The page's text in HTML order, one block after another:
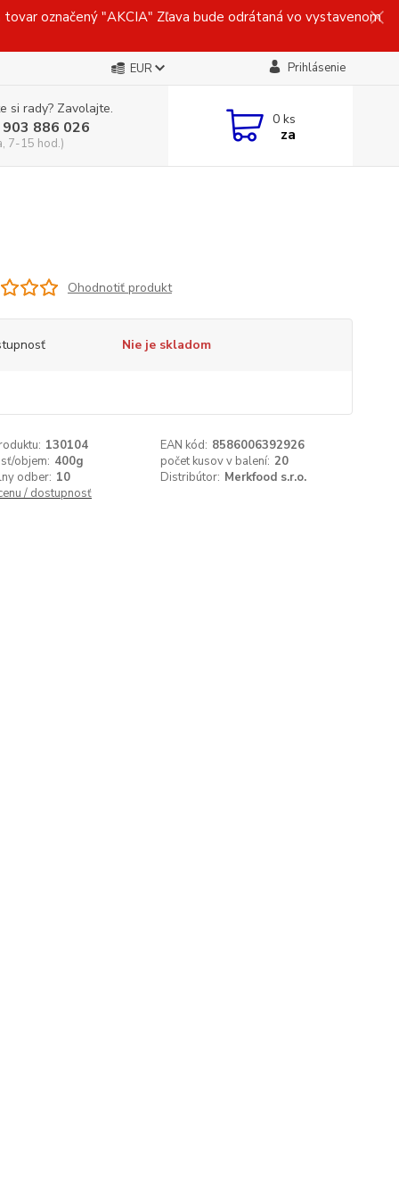
označený "AKCIA" Zľava bude odrátaná vo vystavenom
EUR Prihlásenie
si rady? Zavolajte.
886 026
7-15 hod.)
0 ks
za
Ohodnotiť produkt
Nie je skladom
130104 EAN kód: 8586006392926
objem: 400g počet kusov v balení: 20
odber: 10 Distribútor: Merkfood s.r.o.
/ dostupnosť